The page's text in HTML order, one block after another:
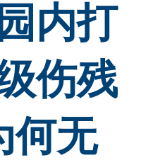
内打
伤残
何无